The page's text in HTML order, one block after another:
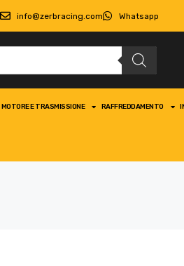
info@zerbracing.com Whatsapp
MOTORE E TRASMISSIONE RAFFREDDAMENTO